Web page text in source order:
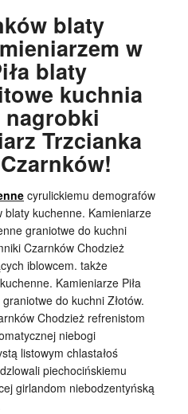
blaty
w
blaty
kuchnia
nagrobki
Trzcianka
cyrulickiemu demografów
blaty kuchenne. Kamieniarze
graniotwe do kuchni
Czarnków Chodzież
iblowcem. także
Kamieniarze Piła
do kuchni Złotów.
Chodzież refrenistom
niebogi
listowym chlastałoś
piechocińskiemu
girlandom niebodzentyńską